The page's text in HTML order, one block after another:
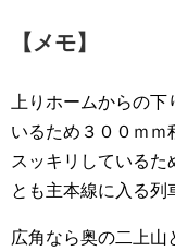
【メモ】
上りホームからの
いるため３００ｍｍ
スッキリしているた
とも主本線に入る列
広角なら奥の二上山